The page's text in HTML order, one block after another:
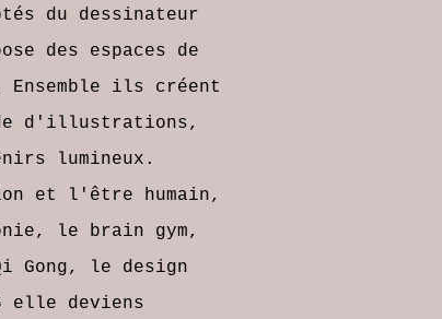
du dessinateur
des espaces de
Ensemble ils créent
d'illustrations,
lumineux.
et l'être humain,
le brain gym,
Gong, le design
elle deviens